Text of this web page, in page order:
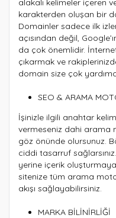
alakalı kelimeler içeren
karakterden oluşan bir
Domainler sadece ilk
açısından değil,
da çok önemlidir.
çıkarmak ve
domain size çok
SEO & ARAMA
İşinizle ilgili anahtar
vermeseniz dahi arama
göz önünde olursunuz.
ciddi tasarruf
yerine içerik
sitenize tüm arama
akışı sağlayabilirsiniz.
MARKA BİLİNİRLİĞİ